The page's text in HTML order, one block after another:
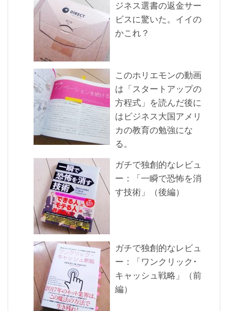
ジネス選書の返金サー
ビスに驚いた。イイの
かこれ？
このホリエモンの動画
は「スタートアップの
方程式」を読んだ後に
はビジネス大国アメリ
カの教育の勉強にな
る。
ガチで独創的なレビュ
ー：「一瞬で恐怖を消
す技術」（後編）
ガチで独創的なレビュ
ー：「ワンクリック･
キャッシュ戦略」（前
編）